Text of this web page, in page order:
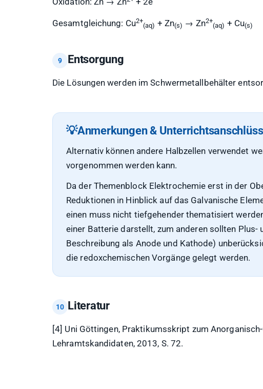
Gesamtgleichung: Cu2+
(aq) + Zn(s) → Zn2+
(aq) + Cu(s)
Entsorgung
Die Lösungen werden im Schwermetallbehälter
Anmerkungen &
Alternativ können andere Halbzellen verwendet
vorgenommen werden kann.
Da der Themenblock Elektrochemie erst in der
Reduktionen in Hinblick auf das Galvanische
einen muss nicht tiefgehender thematisiert
einer Batterie darstellt, zum anderen sollten
Beschreibung als Anode und Kathode)
die redoxchemischen Vorgänge gelegt werden.
Literatur
[4] Uni Göttingen, Praktikumsskript zum
Lehramtskandidaten, 2013, S. 72.